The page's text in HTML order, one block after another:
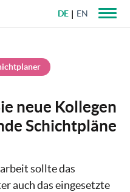
DE EN
neue Kollegen
Schichtpläne
sollte das
auch das eingesetzte